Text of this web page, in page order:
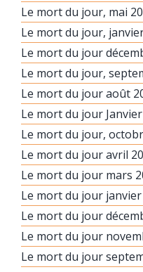
Le mort du jour, mai
Le mort du jour,
Le mort du jour
Le mort du jour,
Le mort du jour août
Le mort du jour
Le mort du jour,
Le mort du jour avril
Le mort du jour mars
Le mort du jour
Le mort du jour
Le mort du jour
Le mort du jour